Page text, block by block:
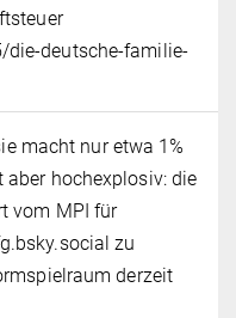
deutsche-familie-
macht nur etwa 1%
aber hochexplosiv: die
vom MPI für
zu
derzeit